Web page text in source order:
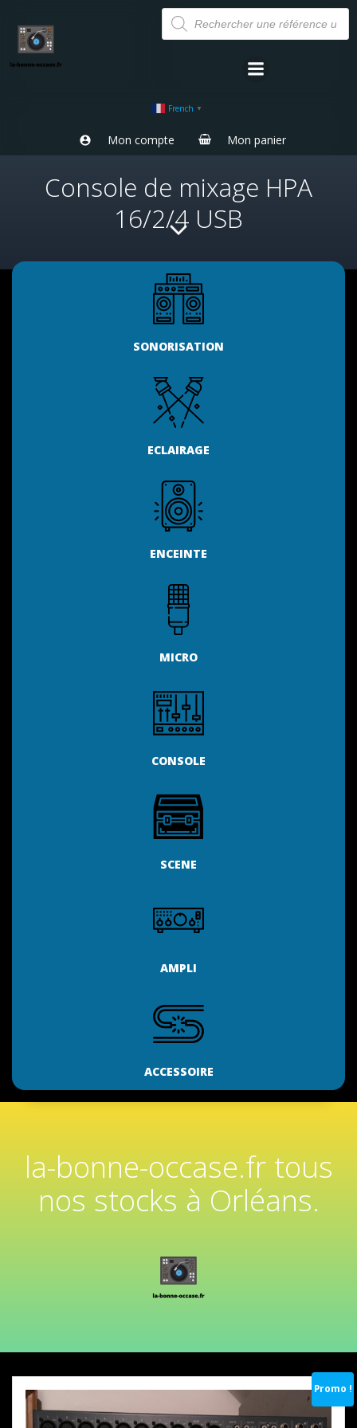
Aller
au
contenu
Recherche
de
produits
French ▼
Mon compte Mon panier
Console de mixage HPA
16/2/4 USB
SONORISATION
ECLAIRAGE
ENCEINTE
MICRO
CONSOLE
SCENE
AMPLI
ACCESSOIRE
la-bonne-occase.fr tous
nos stocks à Orléans.
Promo !